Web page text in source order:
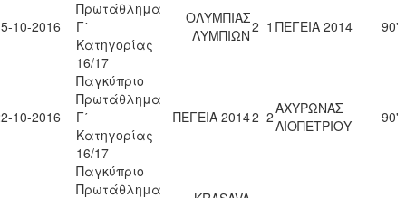
10-2016
Πρωτάθλημα
Γ΄
Κατηγορίας
16/17
ΟΛΥΜΠΙΑΣ
ΛΥΜΠΙΩΝ2 1 ΠΕΓΕΙΑ 2014 90'
10-2016
Παγκύπριο
Πρωτάθλημα
Γ΄
Κατηγορίας
16/17
ΠΕΓΕΙΑ 20142 2ΑΧΥΡΩΝΑΣ
ΛΙΟΠΕΤΡΙΟΥ
90'
Παγκύπριο
Πρωτάθλημα